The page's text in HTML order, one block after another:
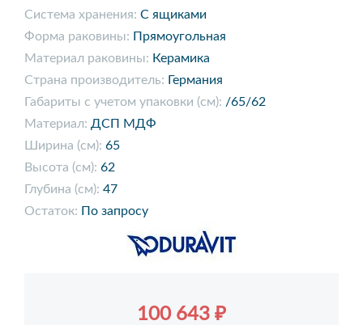
Система хранения: С ящиками
Форма раковины: Прямоугольная
Материал раковины: Керамика
Страна производитель: Германия
Габариты с учетом упаковки (см): /65/62
Материал: ДСП МДФ
Ширина (см): 65
Высота (см): 62
Глубина (см): 47
Остаток: По запросу
100 643 ₽